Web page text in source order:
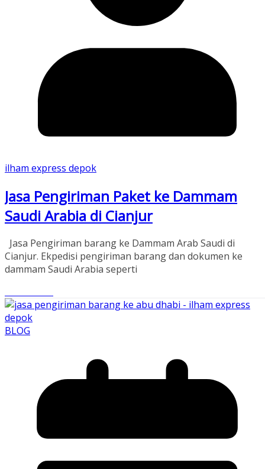
ilham express depok
Jasa Pengiriman Paket ke Dammam
Saudi Arabia di Cianjur
Jasa Pengiriman barang ke Dammam Arab Saudi di
Cianjur. Ekpedisi pengiriman barang dan dokumen ke
dammam Saudi Arabia seperti
BLOG